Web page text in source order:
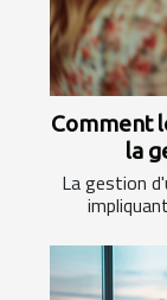
Comment
la
La gestion